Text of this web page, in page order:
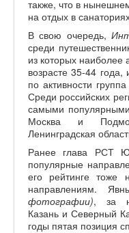
также, что в
на отдых в
В свою очередь,
среди
из которых
возрасте 35-44
по активности
Среди российских
самыми популярными
Москва и
Ленинградская
Ранее глава РСТ
популярные
его рейтинге тоже
направлениям.
фотографии), за
Казань и Северный
годы пятая позиция